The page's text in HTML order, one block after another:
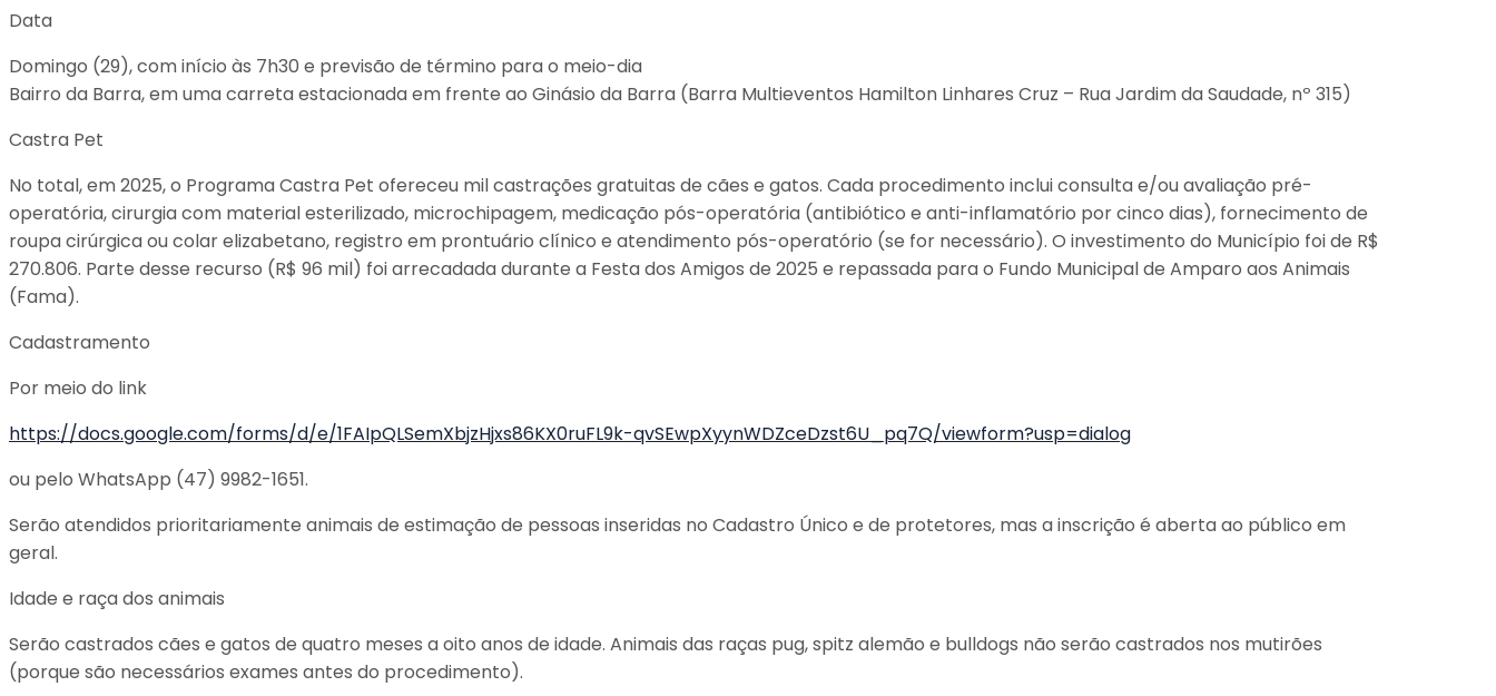
Data
Domingo (29), com início às 7h30 e previsão de término para o meio-dia
Bairro da Barra, em uma carreta estacionada em frente ao Ginásio da Barra (Barra Multieventos Hamilton Linhares Cruz – Rua Jardim da Saudade, nº 315)
Castra Pet
No total, em 2025, o Programa Castra Pet ofereceu mil castrações gratuitas de cães e gatos. Cada procedimento inclui consulta e/ou avaliação pré-
operatória, cirurgia com material esterilizado, microchipagem, medicação pós-operatória (antibiótico e anti-inflamatório por cinco dias), fornecimento de
roupa cirúrgica ou colar elizabetano, registro em prontuário clínico e atendimento pós-operatório (se for necessário). O investimento do Município foi de R$
270.806. Parte desse recurso (R$ 96 mil) foi arrecadada durante a Festa dos Amigos de 2025 e repassada para o Fundo Municipal de Amparo aos Animais
(Fama).
Cadastramento
Por meio do link
https://docs.google.com/forms/d/e/1FAIpQLSemXbjzHjxs86KX0ruFL9k-qvSEwpXyynWDZceDzst6U_pq7Q/viewform?usp=dialog
ou pelo WhatsApp (47) 9982-1651.
Serão atendidos prioritariamente animais de estimação de pessoas inseridas no Cadastro Único e de protetores, mas a inscrição é aberta ao público em
geral.
Idade e raça dos animais
Serão castrados cães e gatos de quatro meses a oito anos de idade. Animais das raças pug, spitz alemão e bulldogs não serão castrados nos mutirões
(porque são necessários exames antes do procedimento).